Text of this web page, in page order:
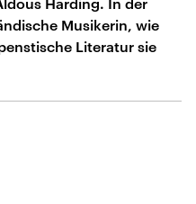
Musikerin, wie
Literatur sie